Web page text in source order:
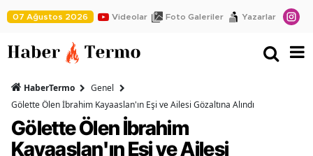
07 Ağustos 2026 Videolar Foto Galeriler Yazarlar
HaberTermo
Genel
Gölette Ölen İbrahim Kayaaslan'ın Eşi ve Ailesi Gözaltına Alındı
Gölette Ölen İbrahim
Kayaaslan'ın Eşi ve Ailesi